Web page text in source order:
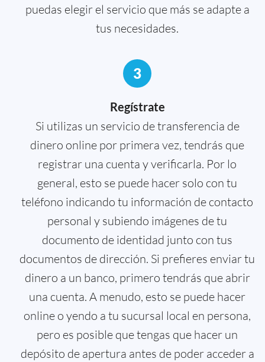
puedas elegir el servicio que más se adapte a
tus necesidades.
3
Regístrate
Si utilizas un servicio de transferencia de
dinero online por primera vez, tendrás que
registrar una cuenta y verificarla. Por lo
general, esto se puede hacer solo con tu
teléfono indicando tu información de contacto
personal y subiendo imágenes de tu
documento de identidad junto con tus
documentos de dirección. Si prefieres enviar tu
dinero a un banco, primero tendrás que abrir
una cuenta. A menudo, esto se puede hacer
online o yendo a tu sucursal local en persona,
pero es posible que tengas que hacer un
depósito de apertura antes de poder acceder a